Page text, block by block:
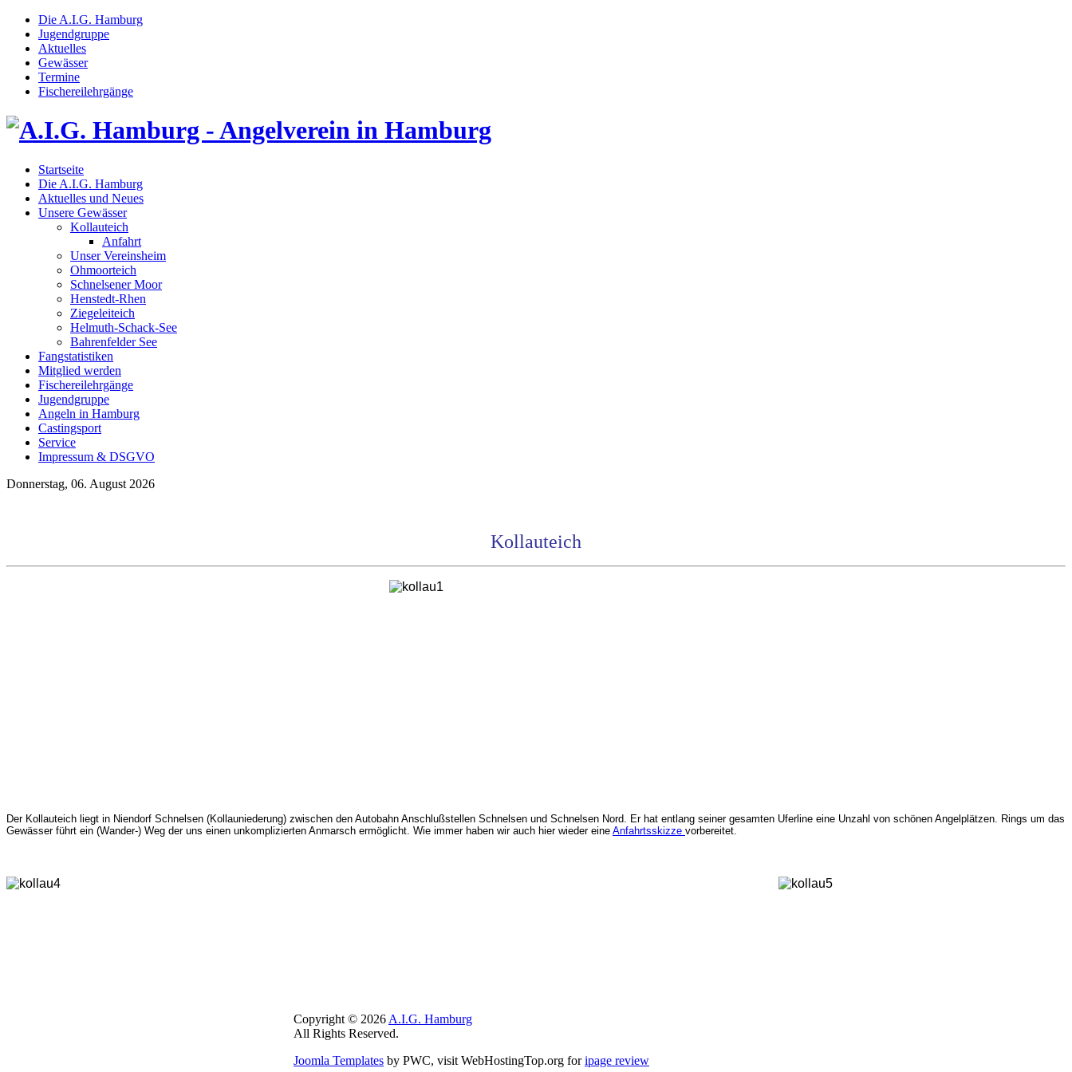
Die A.I.G. Hamburg
Jugendgruppe
Aktuelles
Gewässer
Termine
Fischereilehrgänge
Startseite
Die A.I.G. Hamburg
Aktuelles und Neues
Unsere Gewässer
Kollauteich
Anfahrt
Unser Vereinsheim
Ohmoorteich
Schnelsener Moor
Henstedt-Rhen
Ziegeleiteich
Helmuth-Schack-See
Bahrenfelder See
Fangstatistiken
Mitglied werden
Fischereilehrgänge
Jugendgruppe
Angeln in Hamburg
Castingsport
Service
Impressum & DSGVO
Donnerstag, 06. August 2026
Kollauteich
Der Kollauteich liegt in Niendorf Schnelsen (Kollauniederung) zwischen den Autobahn Anschlußstellen Schnelsen und Schnelsen Nord. Er hat entlang seiner gesamten Uferline eine Unzahl von schönen Angelplätzen. Rings um das
Gewässer führt ein (Wander-) Weg der uns einen unkomplizierten Anmarsch ermöglicht. Wie immer haben wir auch hier wieder eine Anfahrtsskizze vorbereitet.
Copyright © 2026 A.I.G. Hamburg
All Rights Reserved.
Joomla Templates by PWC, visit WebHostingTop.org foripage review